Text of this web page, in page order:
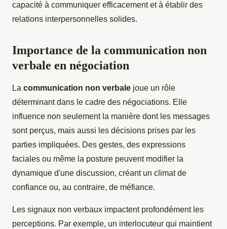
capacité à communiquer efficacement et à établir des
relations interpersonnelles solides.
Importance de la communication non
verbale en négociation
La communication non verbale joue un rôle
déterminant dans le cadre des négociations. Elle
influence non seulement la manière dont les messages
sont perçus, mais aussi les décisions prises par les
parties impliquées. Des gestes, des expressions
faciales ou même la posture peuvent modifier la
dynamique d'une discussion, créant un climat de
confiance ou, au contraire, de méfiance.
Les signaux non verbaux impactent profondément les
perceptions. Par exemple, un interlocuteur qui maintient